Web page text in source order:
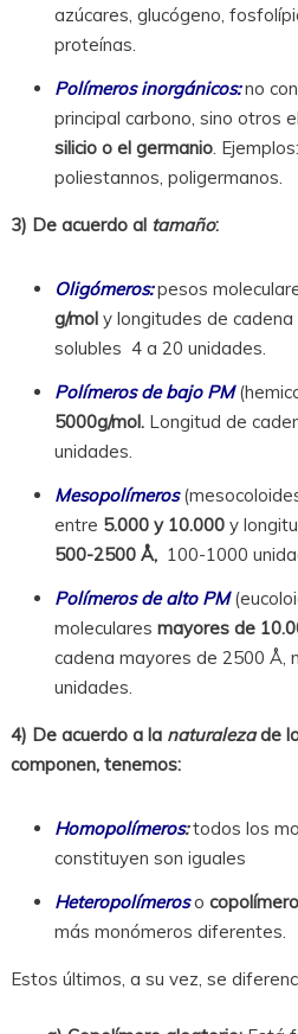
azúcares, glucógeno,
proteínas.
Polímeros inorgánicos:no
principal carbono, sino otros
silicio o el germanio.
poliestannos, poligermanos.
3) De acuerdo al tamaño:
Oligómeros: pesos
g/mol y longitudes de cadena
solubles 4 a 20 unidades.
Polímeros de bajo PM
5000g/mol. Longitud de
unidades.
Mesopolímeros
entre 5.000 y 10.000 y
500-2500 Å, 100-1000
Polímeros de alto PM
moleculares mayores de
cadena mayores de 2500 Å,
unidades.
4) De acuerdo a la naturalezade
componen, tenemos:
Homopolímeros:todos los
constituyen son iguales
Heteropolímeros o
más monómeros diferentes.
Estos últimos, a su vez, se